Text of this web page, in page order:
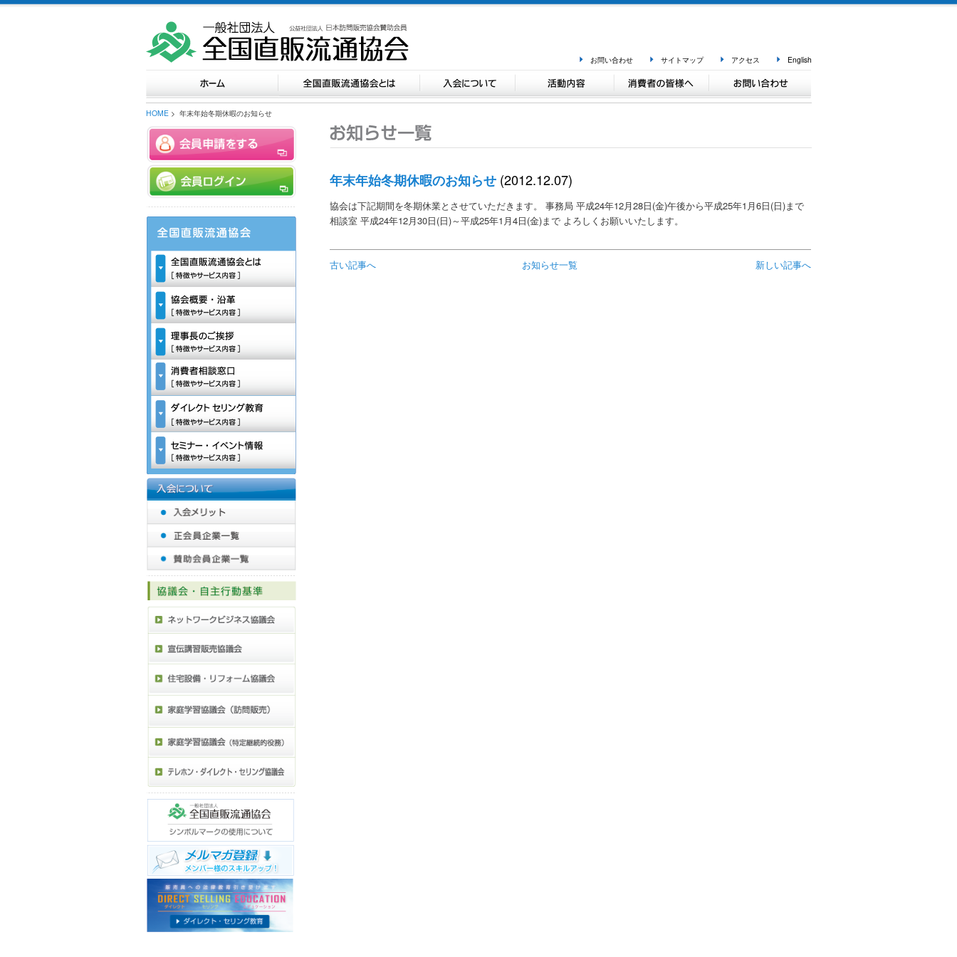
お問い合わせ サイトマップ アクセス English
HOME> 年末年始冬期休暇のお知らせ
年末年始冬期休暇のお知らせ (2012.12.07)
協会は下記期間を冬期休業とさせていただきます。 事務局 平成24年12月28日(金)午後から平成25年1月6日(日)まで
相談室 平成24年12月30日(日)～平成25年1月4日(金)まで よろしくお願いいたします。
古い記事へ お知らせ一覧 新しい記事へ